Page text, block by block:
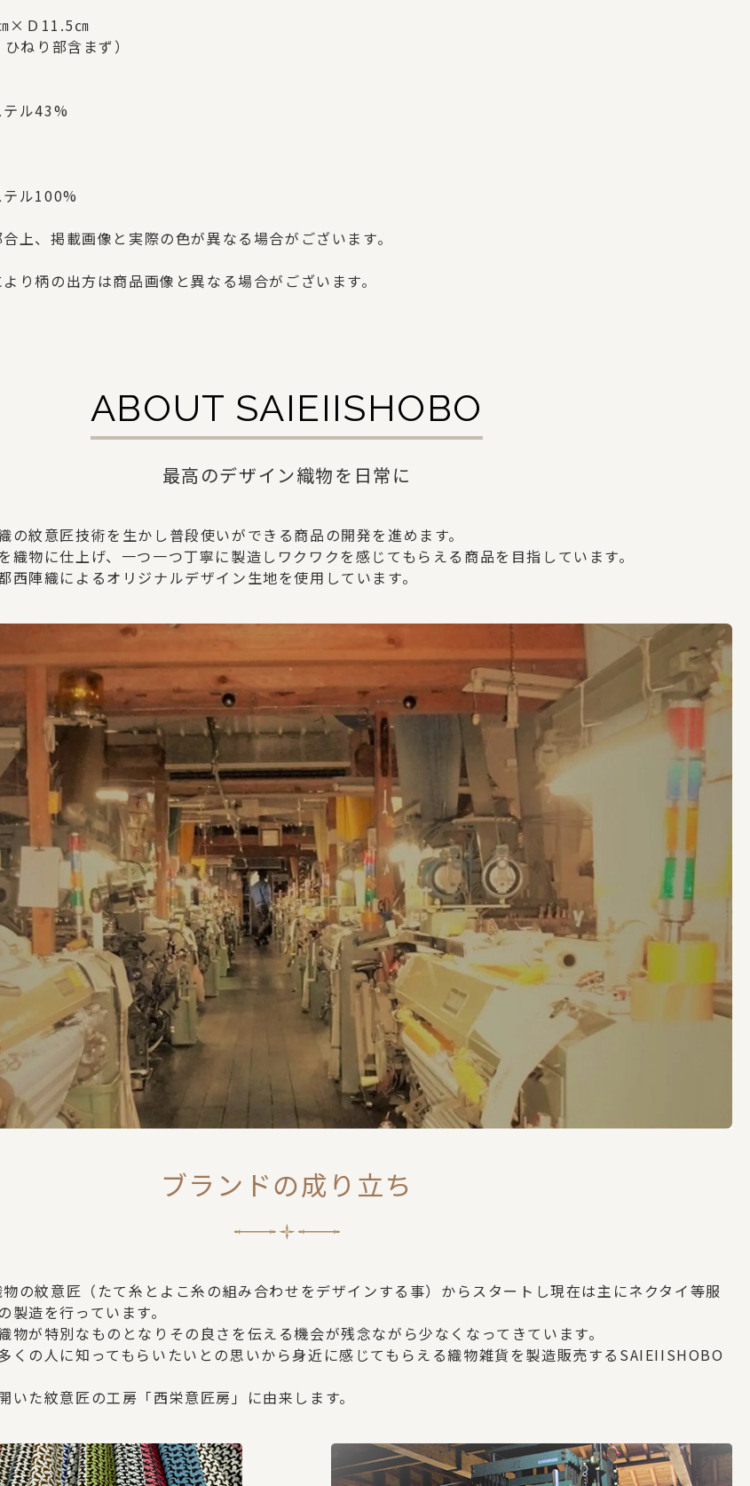
×Ｄ11.5㎝
ねり部含まず）
ル43%
ル100%
上、掲載画像と実際の色が異なる場合がございます。
り柄の出方は商品画像と異なる場合がございます。
ABOUT SAIEIISHOBO
最高のデザイン織物を日常に
の紋意匠技術を生かし普段使いができる商品の開発を進めます。
織物に仕上げ、一つ一つ丁寧に製造しワクワクを感じてもらえる商品を目指しています。
西陣織によるオリジナルデザイン生地を使用しています。
ブランドの成り立ち
の紋意匠（たて糸とよこ糸の組み合わせをデザインする事）からスタートし現在は主にネクタイ等服
造を行っています。
物が特別なものとなりその良さを伝える機会が残念ながら少なくなってきています。
くの人に知ってもらいたいとの思いから身近に感じてもらえる織物雑貨を製造販売するSAIEIISHOBO
いた紋意匠の工房「西栄意匠房」に由来します。